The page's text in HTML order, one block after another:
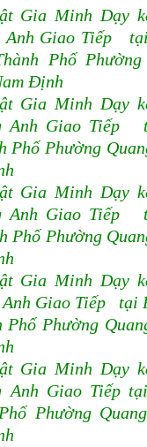
Gia Minh Dạy
Anh Giao Tiếp
Phố
Định
Gia Minh Dạy
Anh Giao Tiếp
Phố Phường
Gia Minh Dạy
Anh Giao Tiếp
Phố Phường
Gia Minh Dạy
Giao Tiếp tại
Phố Phường
Gia Minh Dạy
Anh Giao Tiếp
Phường